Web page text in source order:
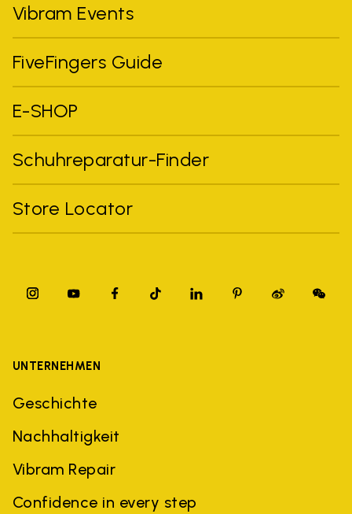
Vibram Events
FiveFingers Guide
E-SHOP
Schuhreparatur-Finder
Store Locator
UNTERNEHMEN
Geschichte
Nachhaltigkeit
Vibram Repair
Confidence in every step